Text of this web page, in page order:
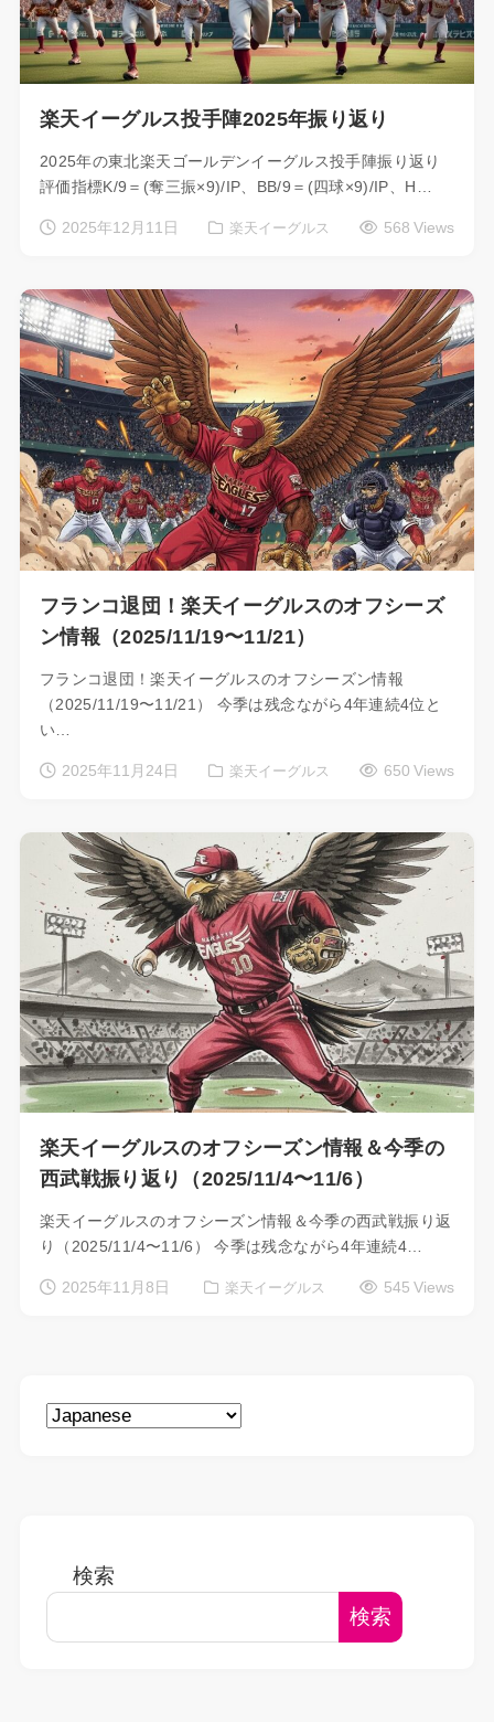
楽天イーグルス投手陣2025年振り返り
2025年の東北楽天ゴールデンイーグルス投手陣振り返り
評価指標K/9＝(奪三振×9)/IP、BB/9＝(四球×9)/IP、H…
2025年12月11日 楽天イーグルス 568 Views
フランコ退団！楽天イーグルスのオフシーズ
ン情報（2025/11/19〜11/21）
フランコ退団！楽天イーグルスのオフシーズン情報
（2025/11/19〜11/21） 今季は残念ながら4年連続4位と
い…
2025年11月24日 楽天イーグルス 650 Views
楽天イーグルスのオフシーズン情報＆今季の
西武戦振り返り（2025/11/4〜11/6）
楽天イーグルスのオフシーズン情報＆今季の西武戦振り返
り（2025/11/4〜11/6） 今季は残念ながら4年連続4…
2025年11月8日 楽天イーグルス 545 Views
検索
検索